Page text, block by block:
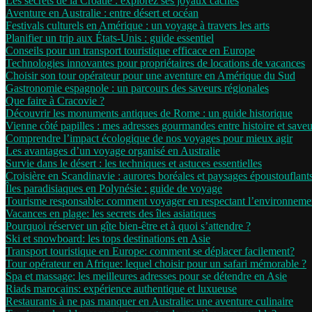
Aventure en Australie : entre désert et océan
Festivals culturels en Amérique : un voyage à travers les arts
Planifier un trip aux États-Unis : guide essentiel
Conseils pour un transport touristique efficace en Europe
Technologies innovantes pour propriétaires de locations de vacances
Choisir son tour opérateur pour une aventure en Amérique du Sud
Gastronomie espagnole : un parcours des saveurs régionales
Que faire à Cracovie ?
Découvrir les monuments antiques de Rome : un guide historique
Vienne côté papilles : mes adresses gourmandes entre histoire et
Comprendre l’impact écologique de nos voyages pour mieux agir
Les avantages d’un voyage organisé en Australie
Survie dans le désert : les techniques et astuces essentielles
Croisière en Scandinavie : aurores boréales et paysages
Îles paradisiaques en Polynésie : guide de voyage
Tourisme responsable: comment voyager en respectant
Vacances en plage: les secrets des îles asiatiques
Pourquoi réserver un gîte bien-être et à quoi s’attendre ?
Ski et snowboard: les tops destinations en Asie
Transport touristique en Europe: comment se déplacer facilement?
Tour opérateur en Afrique: lequel choisir pour un safari mémorable ?
Spa et massage: les meilleures adresses pour se détendre en Asie
Riads marocains: expérience authentique et luxueuse
Restaurants à ne pas manquer en Australie: une aventure culinaire